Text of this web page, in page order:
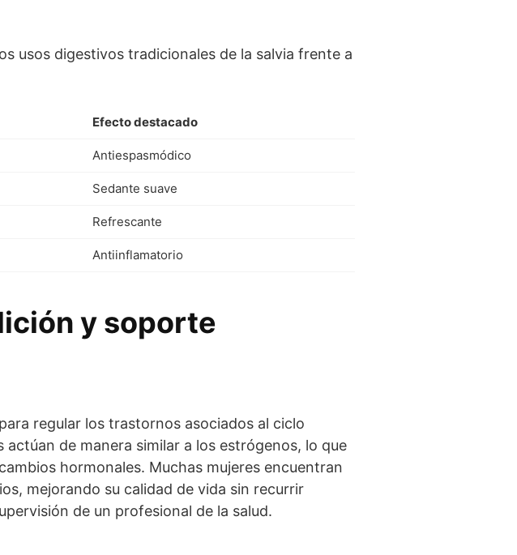
usos digestivos tradicionales de la salvia frente a
Efecto destacado
Antiespasmódico
Sedante suave
Refrescante
Antiinflamatorio
y soporte
regular los trastornos asociados al ciclo
de manera similar a los estrógenos, lo que
hormonales. Muchas mujeres encuentran
mejorando su calidad de vida sin recurrir
de un profesional de la salud.